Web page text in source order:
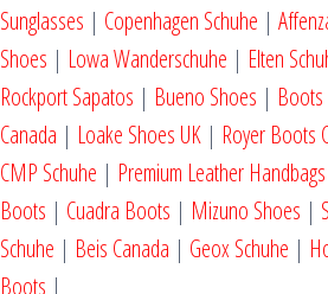
Sunglasses | Copenhagen Schuhe |
Shoes | Lowa Wanderschuhe | Elten
Rockport Sapatos | Bueno Shoes |
Canada | Loake Shoes UK | Royer Boots
CMP Schuhe | Premium Leather Handbags
Boots | Cuadra Boots | Mizuno Shoes |
Schuhe | Beis Canada | Geox Schuhe |
Boots |